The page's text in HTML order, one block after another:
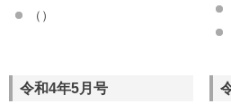
（）
令和4年5月号